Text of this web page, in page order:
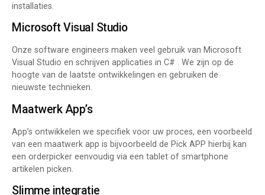
installaties.
Microsoft Visual Studio
Onze software engineers maken veel gebruik van Microsoft
Visual Studio en schrijven applicaties in C# . We zijn op de
hoogte van de laatste ontwikkelingen en gebruiken de
nieuwste technieken.
Maatwerk App’s
App’s ontwikkelen we specifiek voor uw proces, een voorbeeld
van een maatwerk app is bijvoorbeeld de Pick APP hierbij kan
een orderpicker eenvoudig via een tablet of smartphone
artikelen picken.
Slimme integratie